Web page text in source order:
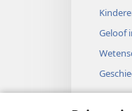
Geloof